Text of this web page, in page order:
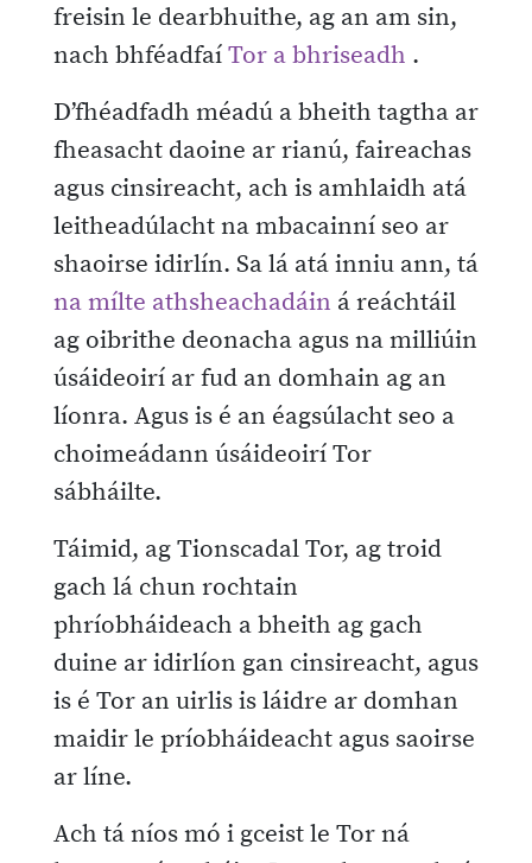
freisin le dearbhuithe, ag an am sin,
nach bhféadfaíTor a bhriseadh .
D’fhéadfadh méadú a bheith tagtha ar
fheasacht daoine ar rianú, faireachas
agus cinsireacht, ach is amhlaidh atá
leitheadúlacht na mbacainní seo ar
shaoirse idirlín. Sa lá atá inniu ann, tá
na mílte athsheachadáin á reáchtáil
ag oibrithe deonacha agus na milliúin
úsáideoirí ar fud an domhain ag an
líonra. Agus is é an éagsúlacht seo a
choimeádann úsáideoirí Tor
sábháilte.
Táimid, ag Tionscadal Tor, ag troid
gach lá chun rochtain
phríobháideach a bheith ag gach
duine ar idirlíon gan cinsireacht, agus
is é Tor an uirlis is láidre ar domhan
maidir le príobháideacht agus saoirse
ar líne.
Ach tá níos mó i gceist le Tor ná